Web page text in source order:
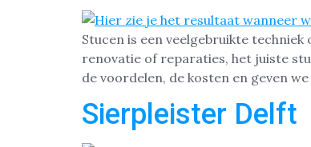
Stucen is een veelgebruikte
renovatie of reparaties, het juiste
de voordelen, de kosten en geven
Sierpleister Delft